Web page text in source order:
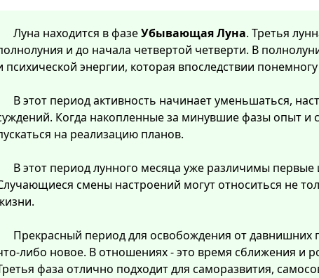
Луна находится в фазеУбывающая Луна. Третья
и до начала четвертой четверти. В
психической энергии, которая впоследствии
В этот период активность начинает уменьшаться,
Когда накопленные за минувшие фазы опыт и
на реализацию планов.
В этот период лунного месяца уже различимы
смены настроений могут относиться не
Прекрасный период для освобождения от
либо новое. В отношениях - это время сближения и
фаза отлично подходит для саморазвития,